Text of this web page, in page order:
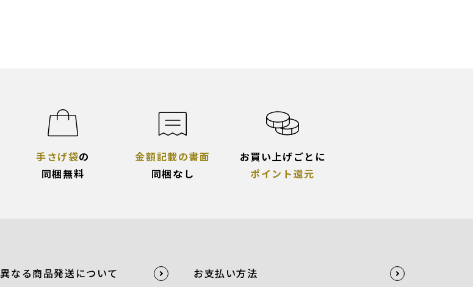
手さげ袋の
同梱無料
金額記載の書面
同梱なし
お買い上げごとに
ポイント還元
なる商品発送について お支払い方法